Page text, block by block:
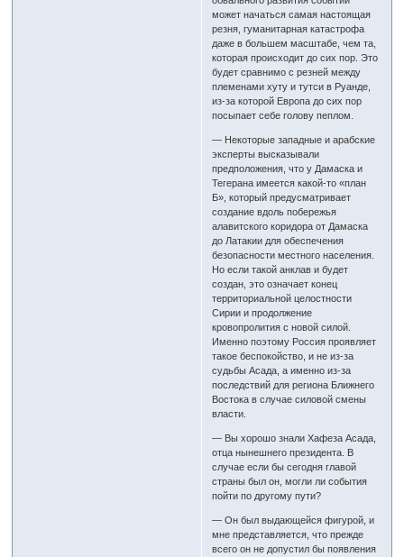
может начаться самая настоящая
резня, гуманитарная катастрофа
даже в большем масштабе, чем та,
которая происходит до сих пор. Это
будет сравнимо с резней между
племенами хуту и тутси в Руанде,
из-за которой Европа до сих пор
посыпает себе голову пеплом.
— Некоторые западные и арабские
эксперты высказывали
предположения, что у Дамаска и
Тегерана имеется какой-то «план
Б», который предусматривает
создание вдоль побережья
алавитского коридора от Дамаска
до Латакии для обеспечения
безопасности местного населения.
Но если такой анклав и будет
создан, это означает конец
территориальной целостности
Сирии и продолжение
кровопролития с новой силой.
Именно поэтому Россия проявляет
такое беспокойство, и не из-за
судьбы Асада, а именно из-за
последствий для региона Ближнего
Востока в случае силовой смены
власти.
— Вы хорошо знали Хафеза Асада,
отца нынешнего президента. В
случае если бы сегодня главой
страны был он, могли ли события
пойти по другому пути?
— Он был выдающейся фигурой, и
мне представляется, что прежде
всего он не допустил бы появления